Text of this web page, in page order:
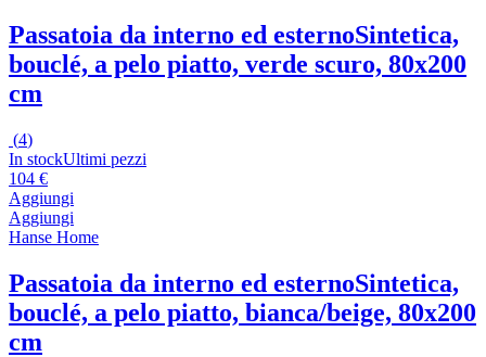
Passatoia da interno ed esternoSintetica,
bouclé, a pelo piatto, verde scuro, 80x200
cm
(4)
In stockUltimi pezzi
104 €
Aggiungi
Aggiungi
Hanse Home
Passatoia da interno ed esternoSintetica,
bouclé, a pelo piatto, bianca/beige, 80x200
cm